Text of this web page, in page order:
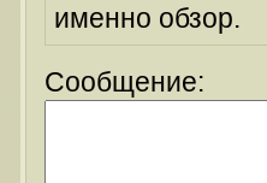
именно обзор.
Сообщение: